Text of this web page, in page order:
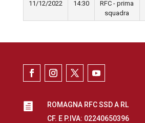
11/12/2022 14:30
RFC - prima
squadra

ROMAGNA RFC SSD A RL
CF. E P.IVA: 02240650396